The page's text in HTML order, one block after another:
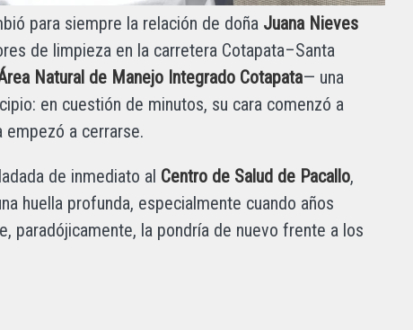
para siempre la relación de doña Juana Nieves
de limpieza en la carretera Cotapata–Santa
Natural de Manejo Integrado Cotapata— una
en cuestión de minutos, su cara comenzó a
empezó a cerrarse.
de inmediato al Centro de Salud de Pacallo,
huella profunda, especialmente cuando años
paradójicamente, la pondría de nuevo frente a los